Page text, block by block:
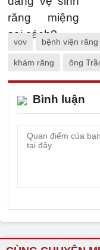
vov bệnh viện
khám răng ông
Bình luận